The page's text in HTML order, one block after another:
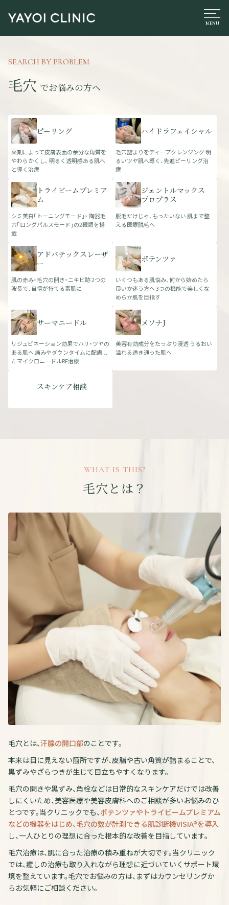
SEARCH BY PROBLEM
毛穴 でお悩みの方へ
ピーリング
薬剤によって皮膚表面の余分な角質を
やわらかくし、 明るく透明感ある肌へ
と導く治療
ハイドラフェイシャル
毛穴詰まりをディープクレンジング 明
るいツヤ肌へ導く、先進ピーリング治
療
トライビームプレミア
ム
シミ美白「トーニングモード」・ 陶器毛
穴「ロングパルスモード」の2種類を搭
載
ジェントルマックス
プロプラス
脱毛だけじゃ、もったいない 肌まで整
える医療脱毛へ
アドバテックスレーザ
ー
肌の赤み・毛穴の開き・ニキビ跡 2つの
波長で、自信が持てる素肌に
ポテンツァ
いくつもある肌悩み、何から始めたら
良いか迷う方へ 3つの機能で美しくな
めらか肌を目指す
サーマニードル
リジュビネーション効果でハリ・ツヤの
ある肌へ 痛みやダウンタイムに配慮し
たマイクロニードルRF治療
メソナJ
美容有効成分をたっぷり浸透 うるおい
溢れる透き通った肌へ
スキンケア相談
WHAT IS THIS?
毛穴とは？
毛穴とは、汗腺の開口部のことです。
本来は目に見えない箇所ですが、皮脂や古い角質が詰まることで、
黒ずみやざらつきが生じて目立ちやすくなります。
毛穴の開きや黒ずみ、角栓などは日常的なスキンケアだけでは改善
しにくいため、美容医療や美容皮膚科へのご相談が多いお悩みのひ
とつです。当クリニックでも、ポテンツァやトライビームプレミアム
などの機器をはじめ、毛穴の数が計測できる肌診断機VISIA®を導入
し、一人ひとりの理想に合った根本的な改善を目指しています。
毛穴治療は、肌に合った治療の積み重ねが大切です。当クリニック
では、癒しの治療も取り入れながら理想に近づいていくサポート環
境を整えています。毛穴でお悩みの方は、まずはカウンセリングか
らお気軽にご相談ください。